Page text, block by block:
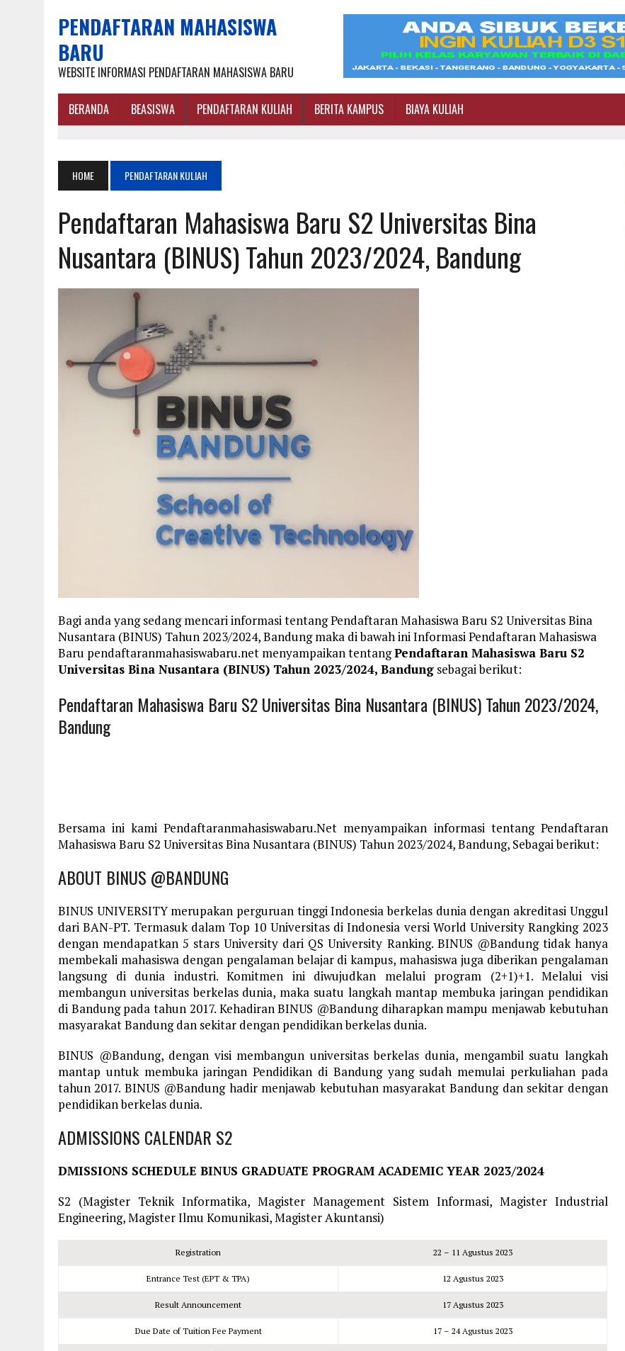
PENDAFTARAN MAHASISWA
BARU
WEBSITE INFORMASI PENDAFTARAN MAHASISWA BARU
BERANDA BEASISWA PENDAFTARAN KULIAH BERITA KAMPUS BIAYA KULIAH
HOME PENDAFTARAN KULIAH
Pendaftaran Mahasiswa Baru S2 Universitas Bina
Nusantara (BINUS) Tahun 2023/2024, Bandung
Bagi anda yang sedang mencari informasi tentang Pendaftaran Mahasiswa Baru S2 Universitas Bina
Nusantara (BINUS) Tahun 2023/2024, Bandung maka di bawah ini Informasi Pendaftaran Mahasiswa
Baru pendaftaranmahasiswabaru.net menyampaikan tentangPendaftaran Mahasiswa Baru S2
Universitas Bina Nusantara (BINUS) Tahun 2023/2024, Bandung sebagai berikut:
Pendaftaran Mahasiswa Baru S2 Universitas Bina Nusantara (BINUS) Tahun 2023/2024,
Bandung
Bersama ini kami Pendaftaranmahasiswabaru.Net menyampaikan informasi tentang Pendaftaran
Mahasiswa Baru S2 Universitas Bina Nusantara (BINUS) Tahun 2023/2024, Bandung, Sebagai berikut:
ABOUT BINUS @BANDUNG
BINUS UNIVERSITY merupakan perguruan tinggi Indonesia berkelas dunia dengan akreditasi Unggul
dari BAN-PT. Termasuk dalam Top 10 Universitas di Indonesia versi World University Rangking 2023
dengan mendapatkan 5 stars University dari QS University Ranking. BINUS @Bandung tidak hanya
membekali mahasiswa dengan pengalaman belajar di kampus, mahasiswa juga diberikan pengalaman
langsung di dunia industri. Komitmen ini diwujudkan melalui program (2+1)+1. Melalui visi
membangun universitas berkelas dunia, maka suatu langkah mantap membuka jaringan pendidikan
di Bandung pada tahun 2017. Kehadiran BINUS @Bandung diharapkan mampu menjawab kebutuhan
masyarakat Bandung dan sekitar dengan pendidikan berkelas dunia.
BINUS @Bandung, dengan visi membangun universitas berkelas dunia, mengambil suatu langkah
mantap untuk membuka jaringan Pendidikan di Bandung yang sudah memulai perkuliahan pada
tahun 2017. BINUS @Bandung hadir menjawab kebutuhan masyarakat Bandung dan sekitar dengan
pendidikan berkelas dunia.
ADMISSIONS CALENDAR S2
DMISSIONS SCHEDULE BINUS GRADUATE PROGRAM ACADEMIC YEAR 2023/2024
S2 (Magister Teknik Informatika, Magister Management Sistem Informasi, Magister Industrial
Engineering, Magister Ilmu Komunikasi, Magister Akuntansi)
Registration 22 – 11 Agustus 2023
Entrance Test (EPT & TPA) 12 Agustus 2023
Result Announcement 17 Agustus 2023
Due Date of Tuition Fee Payment 17 – 24 Agustus 2023